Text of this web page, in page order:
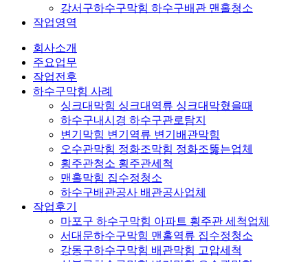
강서구하수구막힘 하수구배관 맨홀청소
작업영역
회사소개
주요업무
작업전후
하수구막힘 사례
싱크대막힘 싱크대역류 싱크대막혔을때
하수구내시경 하수구관로탐지
변기막힘 변기역류 변기배관막힘
오수관막힘 정화조막힘 정화조뚫는업체
횡주관청소 횡주관세척
맨홀막힘 집수정청소
하수구배관공사 배관공사업체
작업후기
마포구 하수구막힘 아파트 횡주관 세척업체
서대문하수구막힘 맨홀역류 집수정청소
강동구하수구막힘 배관막힘 고압세척